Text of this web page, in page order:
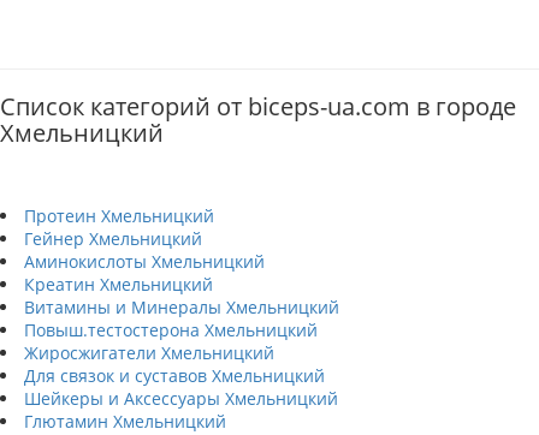
Список категорий от biceps-ua.com в городе
Хмельницкий
Протеин Хмельницкий
Гейнер Хмельницкий
Аминокислоты Хмельницкий
Креатин Хмельницкий
Витамины и Минералы Хмельницкий
Повыш.тестостерона Хмельницкий
Жиросжигатели Хмельницкий
Для связок и суставов Хмельницкий
Шейкеры и Аксессуары Хмельницкий
Глютамин Хмельницкий